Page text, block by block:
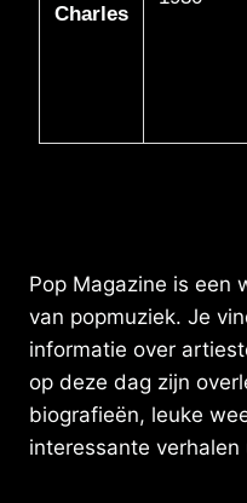
Charles
Pop Magazine is een
van popmuziek. Je
informatie over
op deze dag zijn
biografieën, leuke
interessante